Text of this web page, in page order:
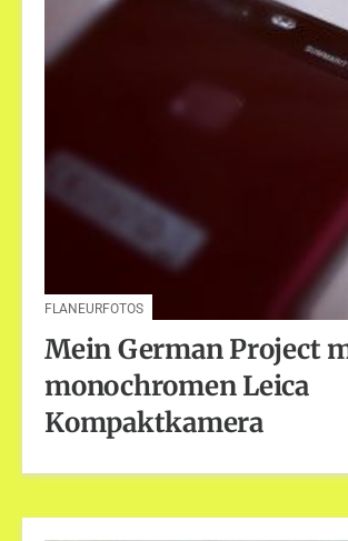
FLANEURFOTOS
Mein German Project
monochromen Leica
Kompaktkamera